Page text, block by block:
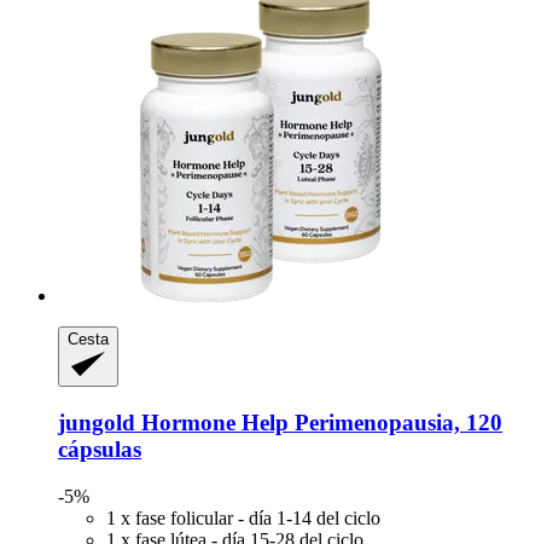
Cesta
jungold Hormone Help Perimenopausia, 120
cápsulas
-5%
1 x fase folicular - día 1-14 del ciclo
1 x fase lútea - día 15-28 del ciclo